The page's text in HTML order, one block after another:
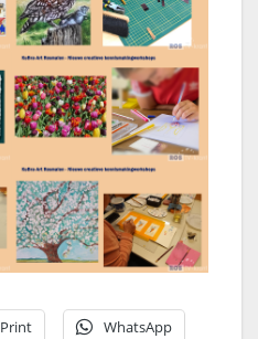
Print WhatsApp